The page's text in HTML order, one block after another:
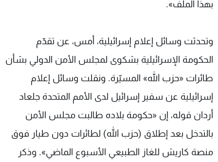
بهذا الملف».
وتحدثت وسائل إعلام إسرائيلية، أمس، عن تقدّم
الحكومة الإسرائيلية بشكوى لمجلس الأمن الدولي بشأن
طائرات «حزب الله» المسيّرة. ونقلت وسائل إعلام
إسرائيلية عن سفير إسرائيل لدى الأمم المتحدة جلعاد
أردان قوله، إن «حكومة بلاده طالبت مجلس الأمن
بالتدخل بعد إطلاق (حزب الله) لطائرات دون طيار فوق
منصة كاريش للغاز الطبيعي الأسبوع الماضي». وذكر